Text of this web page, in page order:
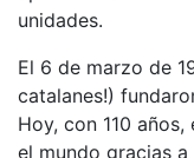
unidades.
El 6 de marzo de
catalanes!)
Hoy, con 110
el mundo gracias